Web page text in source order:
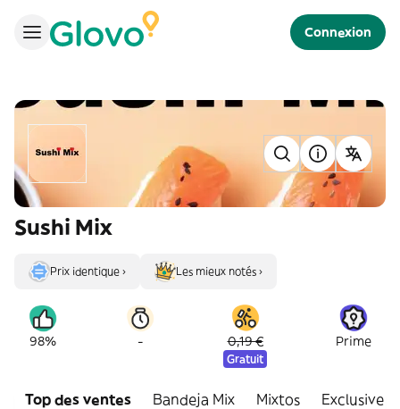
Connexion
Sushi Mix
Prix identique › Les mieux notés ›
98% - 0,19 €
Gratuit
Prime
Top des ventes Bandeja Mix Mixtos Exclusive